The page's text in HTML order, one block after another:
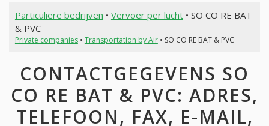
Particuliere bedrijven • Vervoer per lucht• SO CO RE BAT
& PVC
Private companies• Transportation by Air• SO CO RE BAT & PVC
CONTACTGEGEVENS SO
CO RE BAT & PVC: ADRES,
TELEFOON, FAX, E-MAIL,